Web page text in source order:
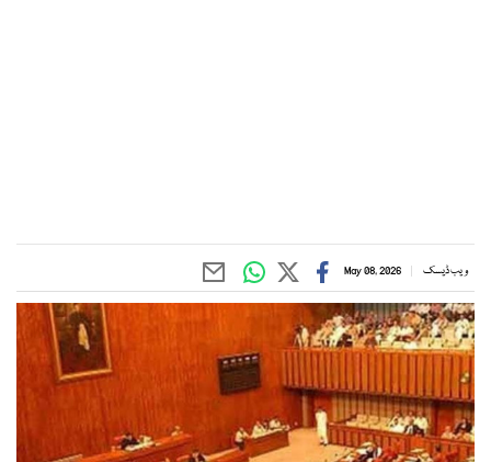
ویب ڈیسک May 08, 2026